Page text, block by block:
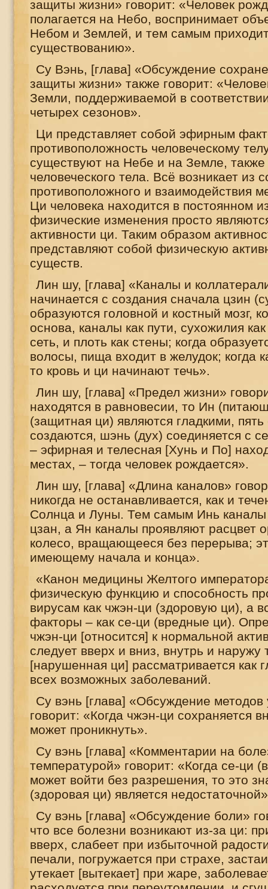
защиты жизни» говорит: «Человек
полагается на Небо, воспринимает
Небом и Землей, и тем самым
существованию».
Су Вэнь, [глава] «Обсуждение
защиты жизни» также говорит:
Земли, поддерживаемой в
четырех сезонов».
Ци представляет собой эфирным
противоположность человеческому
существуют на Небе и на Земле, также
человеческого тела. Всё возникает из
противоположного и взаимодействия
Ци человека находится в постоянном
физические изменения просто
активности ци. Таким образом
представляют собой физическую
существ.
Лин шу, [глава] «Каналы и
начинается с создания сначала цзин
образуются головной и костный мозг,
основа, каналы как пути, сухожилия
сеть, и плоть как стены; когда
волосы, пища входит в желудок; когда
то кровь и ци начинают течь».
Лин шу, [глава] «Предел жизни»
находятся в равновесии, то Ин
(защитная ци) являются гладкими, пять
создаются, шэнь (дух) соединяется с
– эфирная и телесная [Хунь и По]
местах, – тогда человек рождается».
Лин шу, [глава] «Длина каналов»
никогда не останавливается, как и
Солнца и Луны. Тем самым Инь каналы
цзан, а Ян каналы проявляют расцвет
колесо, вращающееся без перерыва;
имеющему начала и конца».
«Канон медицины Желтого
физическую функцию и способность
вирусам как чжэн-ци (здоровую ци), а
факторы – как се-ци (вредные ци).
чжэн-ци [относится] к нормальной
следует вверх и вниз, внутрь и наружу
[нарушенная ци] рассматривается как
всех возможных заболеваний.
Су вэнь [глава] «Обсуждение методов
говорит: «Когда чжэн-ци сохраняется
может проникнуть».
Су вэнь [глава] «Комментарии на
температурой» говорит: «Когда се-ци
может войти без разрешения, то это
(здоровая ци) является
Су вэнь [глава] «Обсуждение боли»
что все болезни возникают из-за ци:
вверх, слабеет при избыточной
печали, погружается при страхе,
утекает [вытекает] при жаре,